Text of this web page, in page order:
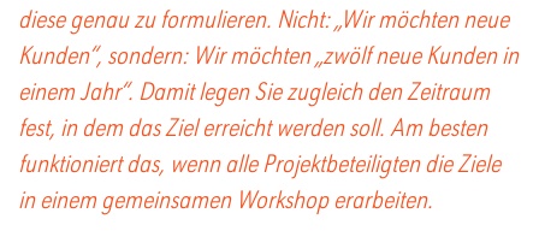
diese genau zu formulieren. Nicht: „Wir möchten neue
Kunden“, sondern: Wir möchten „zwölf neue Kunden in
einem Jahr“. Damit legen Sie zugleich den Zeitraum
fest, in dem das Ziel erreicht werden soll. Am besten
funktioniert das, wenn alle Projektbeteiligten die Ziele
in einem gemeinsamen Workshop erarbeiten.